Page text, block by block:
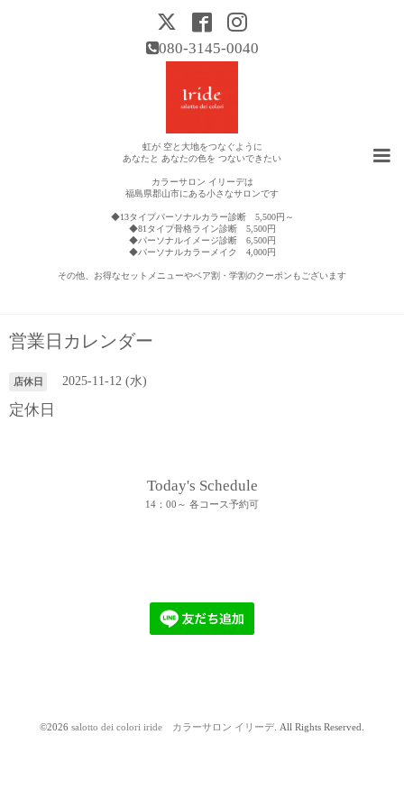
080-3145-0040
虹が 空と大地をつなぐように
あなたと あなたの色を つないできたい
カラーサロン イリーデは
福島県郡山市にある小さなサロンです
◆13タイプパーソナルカラー診断 5,500円～
◆81タイプ骨格ライン診断 5,500円
◆パーソナルイメージ診断 6,500円
◆パーソナルカラーメイク 4,000円
その他、お得なセットメニューやペア割・学割のクーポンもございます
営業日カレンダー
店休日 2025-11-12 (水)
定休日
Today's Schedule
14：00～ 各コース予約可
©2026 salotto dei colori iride カラーサロン イリーデ. All Rights Reserved.